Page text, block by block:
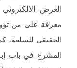
الغرض
معرفة على من
الحقيقي للسلعة،
المشرع في باب